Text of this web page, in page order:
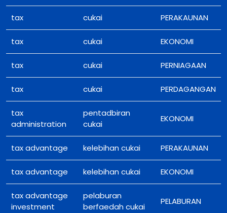
tax cukai PERAKAUNAN
tax cukai EKONOMI
tax cukai PERNIAGAAN
tax cukai PERDAGANGAN
tax
administration
pentadbiran
cukai
EKONOMI
tax advantage kelebihan cukai PERAKAUNAN
tax advantage kelebihan cukai EKONOMI
tax advantage
investment
pelaburan
berfaedah cukai
PELABURAN